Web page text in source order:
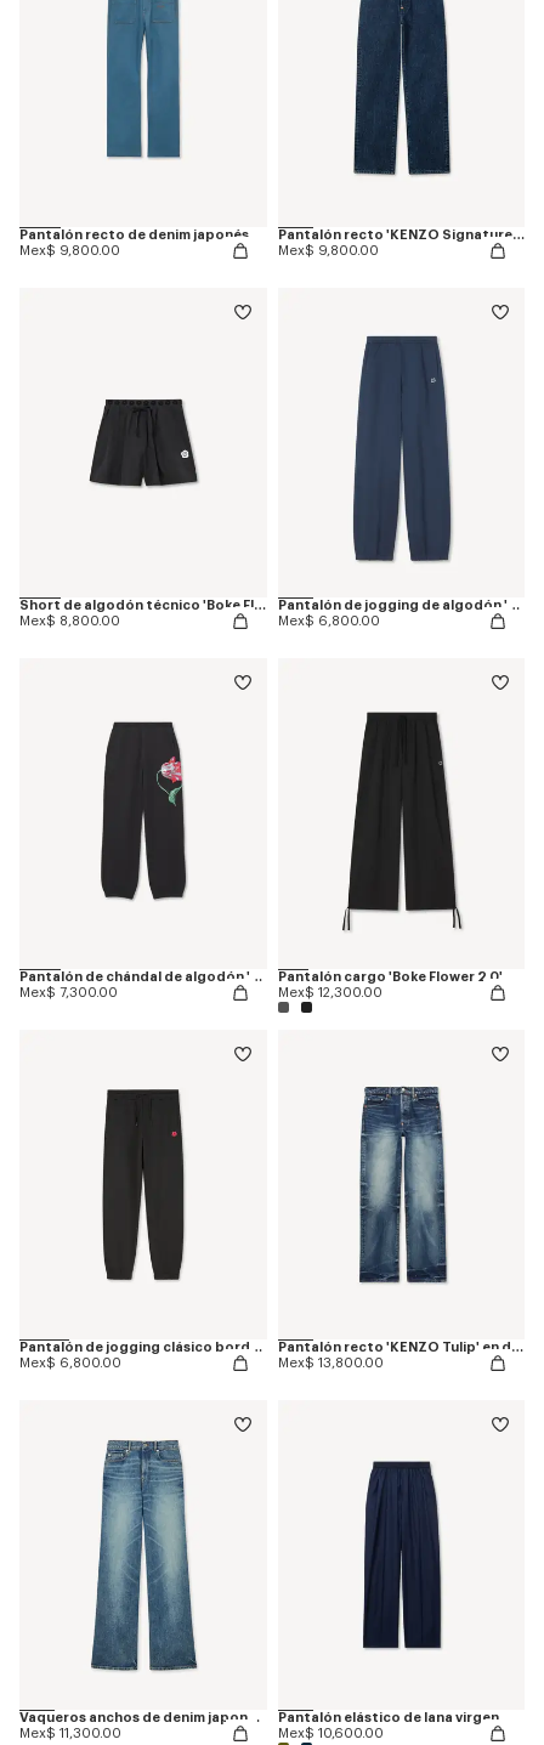
Pantalón recto de denim japonés
Mex$ 9,800.00
Pantalón recto 'KENZO Signature' en denim japonés
Mex$ 9,800.00
Short de algodón técnico 'Boke Flower 2.0'
Mex$ 8,800.00
Pantalón de jogging de algodón 'Boke Flower'
Mex$ 6,800.00
Pantalón de chándal de algodón 'KENZO Tulip'
Mex$ 7,300.00
Pantalón cargo 'Boke Flower 2.0'
Mex$ 12,300.00
Pantalón de jogging clásico bordado 'Boke Flower'
Mex$ 6,800.00
Pantalón recto 'KENZO Tulip' en denim japonés
Mex$ 13,800.00
Vaqueros anchos de denim japonés elástico AYAME
Mex$ 11,300.00
Pantalón elástico de lana virgen
Mex$ 10,600.00